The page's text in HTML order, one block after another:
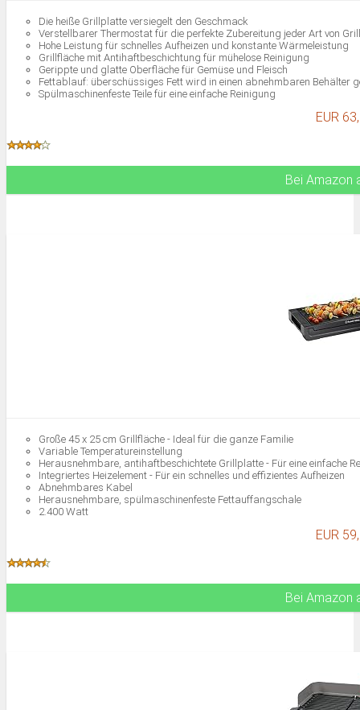
Die heiße Grillplatte versiegelt den Geschmack
Verstellbarer Thermostat für die perfekte Zubereitung jeder Art von
Hohe Leistung für schnelles Aufheizen und konstante Wärmeleistung
Grillfläche mit Antihaftbeschichtung für mühelose Reinigung
Gerippte und glatte Oberfläche für Gemüse und Fleisch
Fettablauf: überschüssiges Fett wird in einen abnehmbaren Behälter
Spülmaschinenfeste Teile für eine einfache Reinigung
EUR
Bei Amazon
Große 45 x 25 cm Grillfläche - Ideal für die ganze Familie
Variable Temperatureinstellung
Herausnehmbare, antihaftbeschichtete Grillplatte - Für eine einfache
Integriertes Heizelement - Für ein schnelles und effizientes Aufheizen
Abnehmbares Kabel
Herausnehmbare, spülmaschinenfeste Fettauffangschale
2.400 Watt
EUR
Bei Amazon